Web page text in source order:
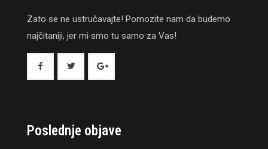
Zato se ne ustručavajte! Pomozite nam da budemo
najčitaniji, jer mi smo tu samo za Vas!
Poslednje objave